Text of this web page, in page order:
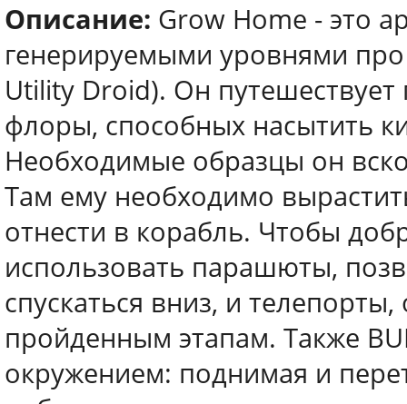
Описание: Grow Home - это
генерируемыми уровнями
Utility Droid). Он путешествует
флоры, способных насытить
Необходимые образцы он
Там ему необходимо
отнести в корабль. Чтобы
использовать парашюты,
спускаться вниз, и
пройденным этапам. Также
окружением: поднимая и